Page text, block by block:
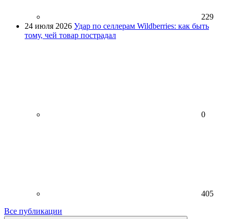
229
24 июля 2026 Удар по селлерам Wildberries: как быть
тому, чей товар пострадал
0
405
Все публикации